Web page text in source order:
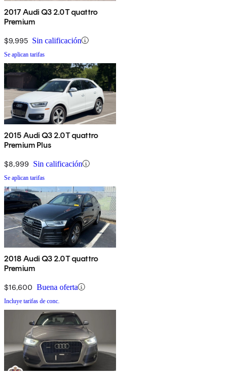
2017 Audi Q3 2.0T quattro
Premium
$9,995 Sin calificación
Se aplican tarifas
2015 Audi Q3 2.0T quattro
Premium Plus
$8,999 Sin calificación
Se aplican tarifas
2018 Audi Q3 2.0T quattro
Premium
$16,600 Buena oferta
Incluye tarifas de conc.